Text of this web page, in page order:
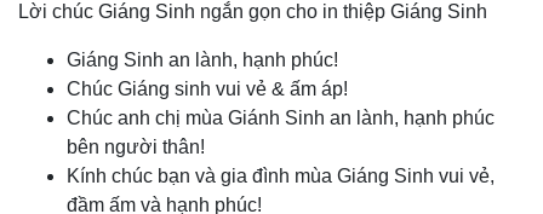
Lời chúc Giáng Sinh ngắn gọn cho in thiệp Giáng Sinh
Giáng Sinh an lành, hạnh phúc!
Chúc Giáng sinh vui vẻ & ấm áp!
Chúc anh chị mùa Giánh Sinh an lành, hạnh phúc
bên người thân!
Kính chúc bạn và gia đình mùa Giáng Sinh vui vẻ,
đầm ấm và hạnh phúc!